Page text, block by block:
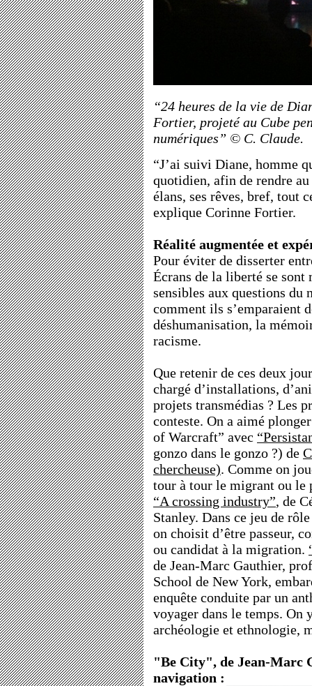
“24 heures de la vie de
Fortier, projeté au Cube
numériques” © C. Claude.
“J’ai suivi Diane, homme
quotidien, afin de rendre
élans, ses rêves, bref, tout
explique Corinne Fortier.
Réalité augmentée et
Pour éviter de disserter
Écrans de la liberté se sont
sensibles aux questions du
comment ils s’emparaient
déshumanisation, la
racisme.
Que retenir de ces deux
chargé d’installations,
projets transmédias ? Les
conteste. On a aimé
of Warcraft” avec
gonzo dans le gonzo ?) de
chercheuse). Comme on
tour à tour le migrant ou le
“A crossing industry”, de
Stanley. Dans ce jeu de
on choisit d’être passeur,
ou candidat à la migration.
de Jean-Marc Gauthier,
School de New York,
enquête conduite par un
voyager dans le temps. On
archéologie et ethnologie,
"Be City", de Jean-Marc
navigation :